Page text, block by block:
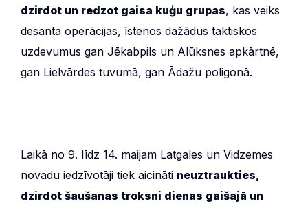
dzirdot un redzot gaisa kuģu grupas, kas veiks
desanta operācijas, īstenos dažādus taktiskos
uzdevumus gan Jēkabpils un Alūksnes apkārtnē,
gan Lielvārdes tuvumā, gan Ādažu poligonā.
Laikā no 9. līdz 14. maijam Latgales un Vidzemes
novadu iedzīvotāji tiek aicināti neuztraukties,
dzirdot šaušanas troksni dienas gaišajā un